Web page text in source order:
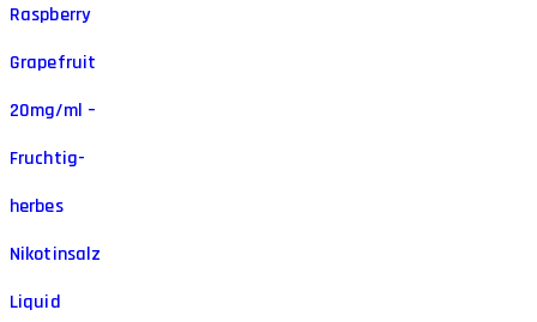
Raspberry
Grapefruit
20mg/ml –
Fruchtig-
herbes
Nikotinsalz
Liquid